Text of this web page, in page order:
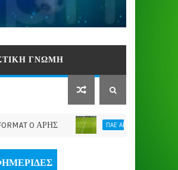
ΓΝΩΜΗ
ΑΡΗΣ ΠΑΕ ΑΡΗΣ Η νίκη μας έδωσε